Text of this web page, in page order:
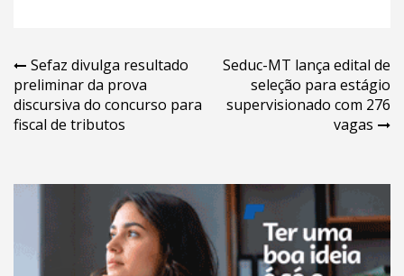
Navegação
de
Post
Sefaz divulga resultado
preliminar da prova
discursiva do concurso para
fiscal de tributos
Seduc-MT lança edital de
seleção para estágio
supervisionado com 276
vagas